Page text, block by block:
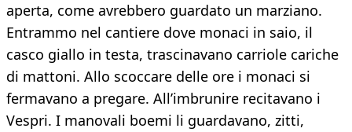
aperta, come avrebbero guardato un marziano.
Entrammo nel cantiere dove monaci in saio, il
casco giallo in testa, trascinavano carriole cariche
di mattoni. Allo scoccare delle ore i monaci si
fermavano a pregare. All’imbrunire recitavano i
Vespri. I manovali boemi li guardavano, zitti,